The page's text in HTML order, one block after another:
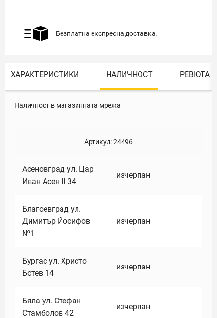
Безплатна експресна доставка.
ХАРАКТЕРИСТИКИ НАЛИЧНОСТ РЕВЮТА
Наличност в магазинната мрежа
Артикул:24496
Асеновград ул. Цар
Иван Асен II 34
изчерпан
Благоевград ул.
Димитър Йосифов
№1
изчерпан
Бургас ул. Христо
Ботев 14
изчерпан
Бяла ул. Стефан
Стамболов 42
изчерпан